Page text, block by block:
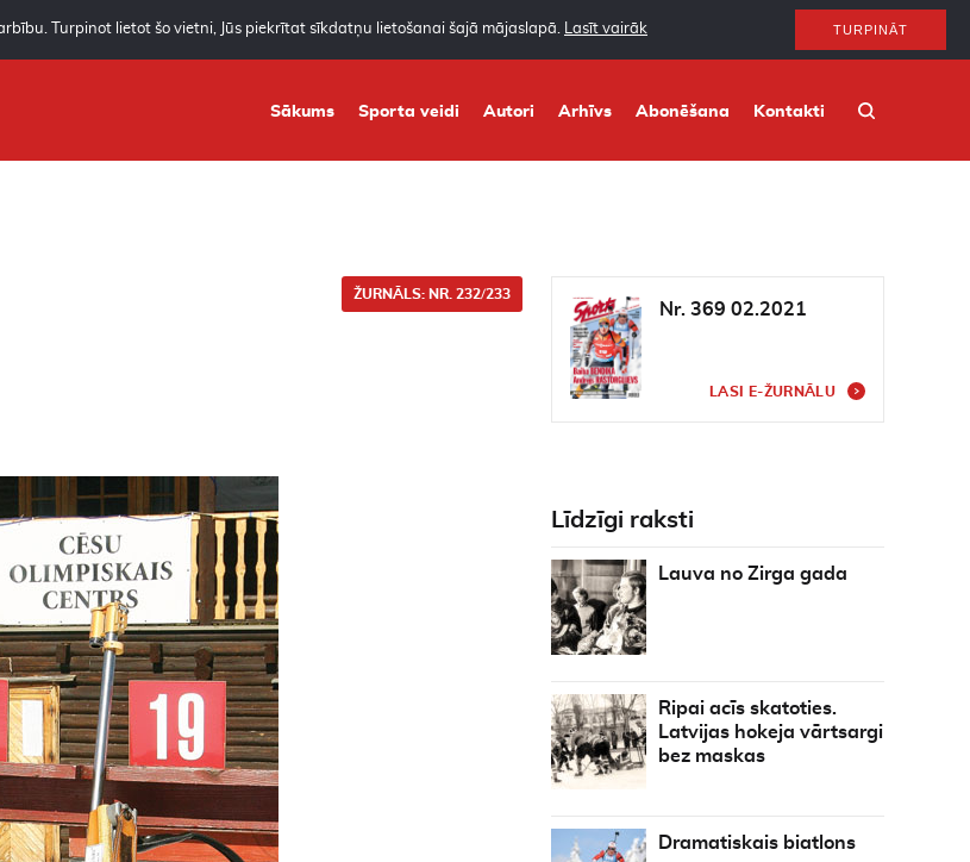
Turpinot lietot šo vietni, Jūs piekrītat sīkdatņu lietošanai šajā mājaslapā. Lasīt vairāk TURPINĀT
Sākums Sporta veidi Autori Arhīvs Abonēšana Kontakti
ŽURNĀLS: NR. 232/233
Nr. 369 02.2021
LASI E-ŽURNĀLU
Līdzīgi raksti
Lauva no Zirga gada
Ripai acīs skatoties.
Latvijas hokeja vārtsargi
bez maskas
Dramatiskais biatlons